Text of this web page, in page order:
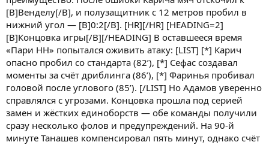
[B]Венделу[/B], и полузащитник с 12 метров пробил в
нижний угол — [B]0:2[/B]. [HR][/HR] [HEADING=2]
[B]Концовка игры[/B][/HEADING] В оставшееся время
«Пари НН» попытался оживить атаку: [LIST] [*] Карич
опасно пробил со стандарта (82’), [*] Сефас создавал
моменты за счёт дриблинга (86’), [*] Фаринья пробивал
головой после углового (85’). [/LIST] Но Адамов уверенно
справлялся с угрозами. Концовка прошла под серией
замен и жёстких единоборств — обе команды получили
сразу несколько фолов и предупреждений. На 90-й
минуте Танашев компенсировал пять минут, однако счёт